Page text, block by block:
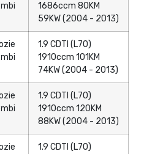
1686ccm 80KM
59KW (2004 - 2013)
1.9 CDTI (L70)
1910ccm 101KM
74KW (2004 - 2013)
1.9 CDTI (L70)
1910ccm 120KM
88KW (2004 - 2013)
1.9 CDTI (L70)